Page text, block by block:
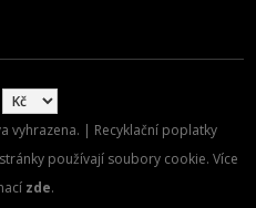
vyhrazena. | Recyklační poplatky
používají soubory cookie. Více
zde.